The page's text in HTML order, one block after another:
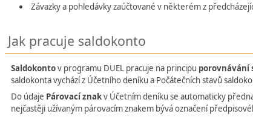
Závazky a pohledávky zaúčtované v některém z
Jak pracuje saldokonto
Saldokontov programu DUEL pracuje na principu porovnávání
saldokonta vychází z Účetního deníku a Počátečních stavů
Do údaje Párovací znakv Účetním deníku se automaticky
nejčastěji užívaným párovacím znakem bývá označení